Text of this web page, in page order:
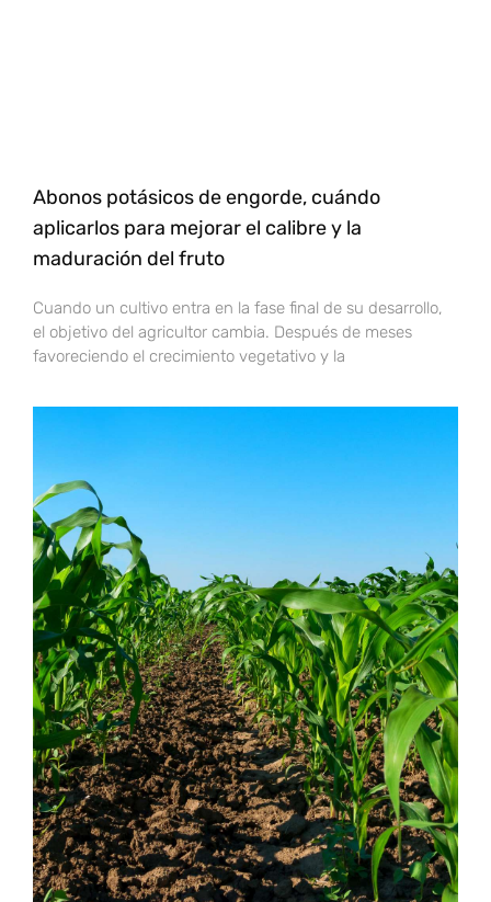
Abonos potásicos de engorde, cuándo
aplicarlos para mejorar el calibre y la
maduración del fruto
Cuando un cultivo entra en la fase final de su desarrollo,
el objetivo del agricultor cambia. Después de meses
favoreciendo el crecimiento vegetativo y la